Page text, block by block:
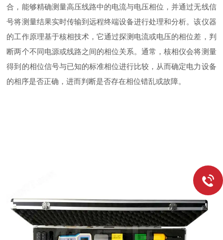
合，能够精确测量高压线路中的电流与电压相位，并通过无线信
号将测量结果实时传输到远程终端设备进行处理和分析。该仪器
的工作原理基于核相技术，它通过探测电流或电压的相位差，判
断两个不同电源或线路之间的相位关系。通常，核相仪会将测量
得到的相位信号与已知的标准相位进行比较，从而确定电力设备
的相序是否正确，进而判断是否存在相位错乱或故障。